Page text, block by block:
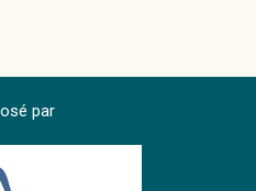
par